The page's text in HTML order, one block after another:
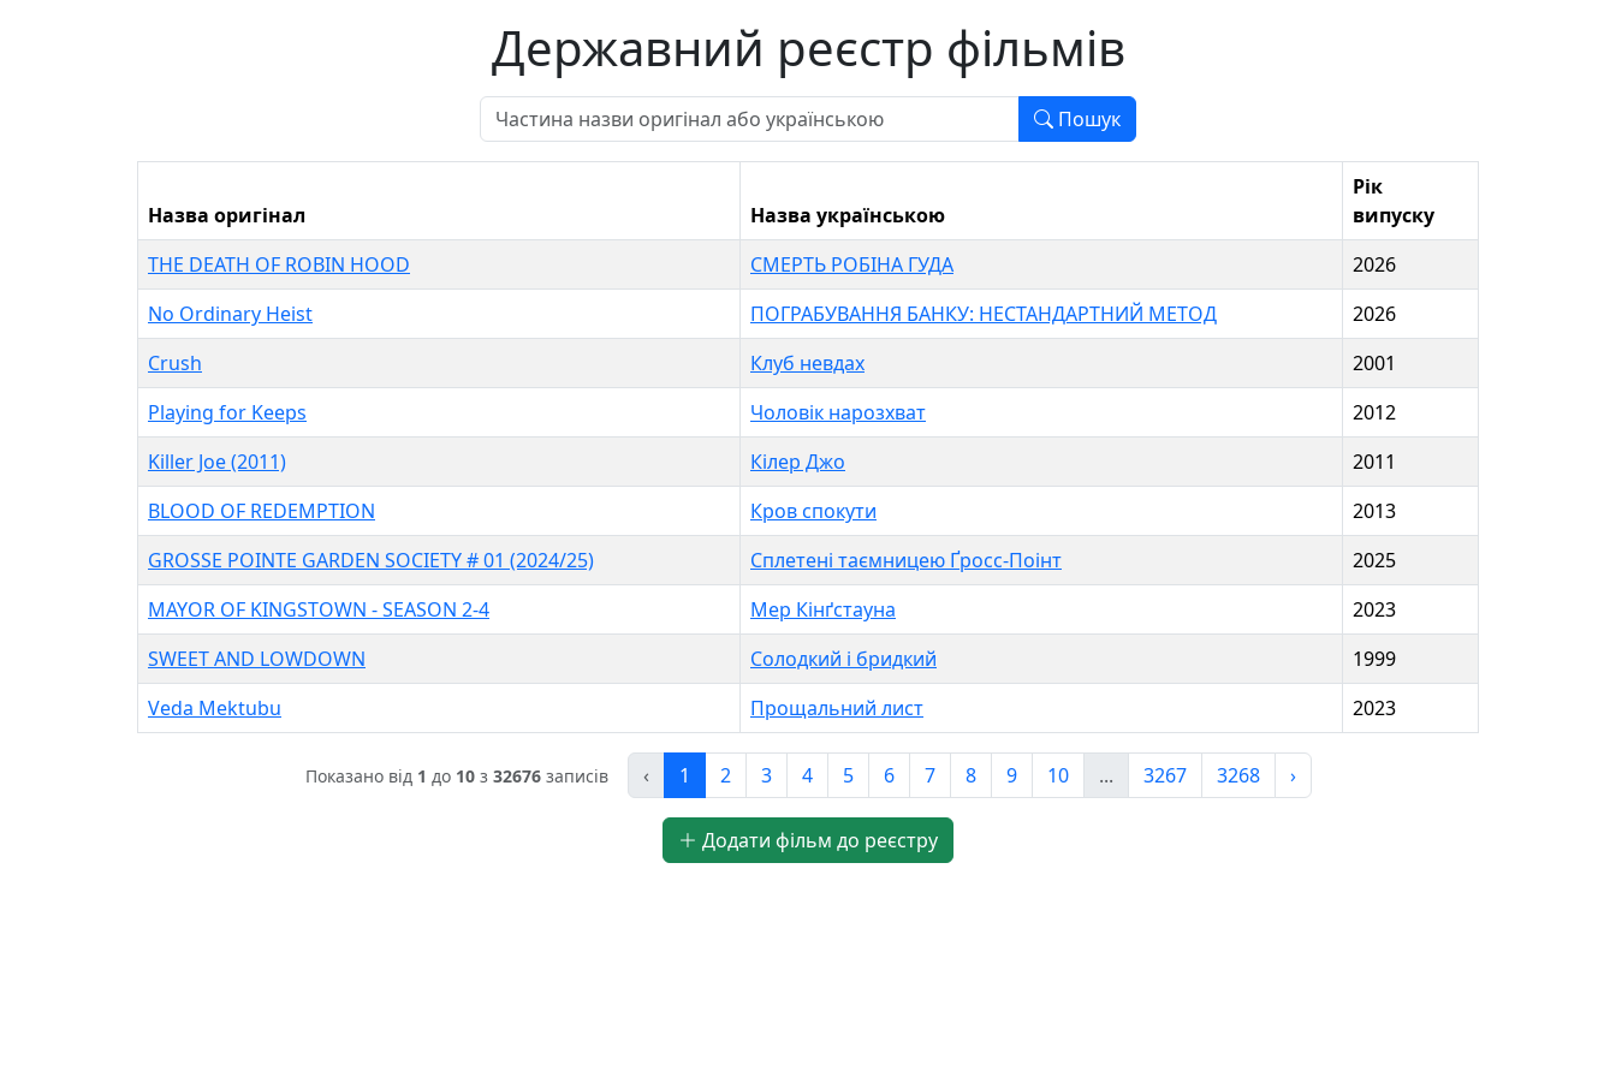
Державний реєстр фільмів
Пошук
Назва оригінал Назва українською
Рік
випуску
THE DEATH OF ROBIN HOOD
СМЕРТЬ РОБІНА ГУДА
2026
No Ordinary Heist
ПОГРАБУВАННЯ БАНКУ: НЕСТАНДАРТНИЙ МЕТОД
2026
Crush
Клуб невдах
2001
Playing for Keeps
Чоловік нарозхват
2012
Killer Joe (2011)
Кілер Джо
2011
BLOOD OF REDEMPTION
Кров спокути
2013
GROSSE POINTE GARDEN SOCIETY # 01 (2024/25)
Сплетені таємницею Ґросс-Поінт
2025
MAYOR OF KINGSTOWN - SEASON 2-4
Мер Кінґстауна
2023
SWEET AND LOWDOWN
Солодкий і бридкий
1999
Veda Mektubu
Прощальний лист 2023
Показано від 1 до 10з 32676записів ‹ 1 2 3 4 5 6 7 8 9 10 ... 3267 3268 ›
Додати фільм до реєстру